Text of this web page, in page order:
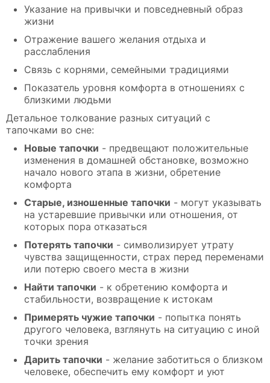
Указание на привычки и повседневный образ
жизни
Отражение вашего желания отдыха и
расслабления
Связь с корнями, семейными традициями
Показатель уровня комфорта в отношениях с
близкими людьми
Детальное толкование разных ситуаций с
тапочками во сне:
Новые тапочки - предвещают положительные
изменения в домашней обстановке, возможно
начало нового этапа в жизни, обретение
комфорта
Старые, изношенные тапочки - могут указывать
на устаревшие привычки или отношения, от
которых пора отказаться
Потерять тапочки - символизирует утрату
чувства защищенности, страх перед переменами
или потерю своего места в жизни
Найти тапочки - к обретению комфорта и
стабильности, возвращение к истокам
Примерять чужие тапочки - попытка понять
другого человека, взглянуть на ситуацию с иной
точки зрения
Дарить тапочки - желание заботиться о близком
человеке, обеспечить ему комфорт и уют